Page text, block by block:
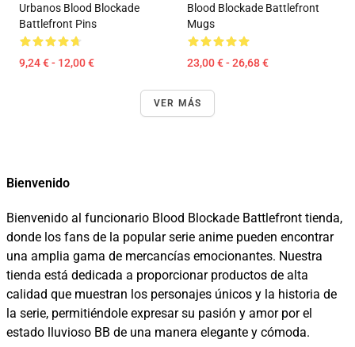
Urbanos Blood Blockade
Battlefront Pins
9,24 € - 12,00 €
Blood Blockade Battlefront
Mugs
23,00 € - 26,68 €
VER MÁS
Bienvenido
Bienvenido al funcionario Blood Blockade Battlefront tienda,
donde los fans de la popular serie anime pueden encontrar
una amplia gama de mercancías emocionantes. Nuestra
tienda está dedicada a proporcionar productos de alta
calidad que muestran los personajes únicos y la historia de
la serie, permitiéndole expresar su pasión y amor por el
estado lluvioso BB de una manera elegante y cómoda.